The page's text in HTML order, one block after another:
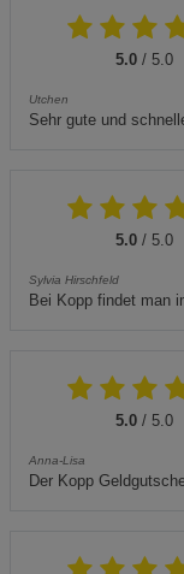
5.0 / 5.0
Utchen
Sehr gute und
5.0 / 5.0
Sylvia Hirschfeld
Bei Kopp findet man
5.0 / 5.0
Anna-Lisa
Der Kopp